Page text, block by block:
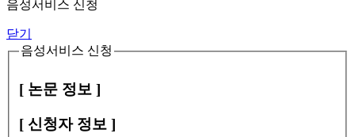
음성서비스 신청
닫기
음성서비스 신청
[ 논문 정보 ]
[ 신청자 정보 ]